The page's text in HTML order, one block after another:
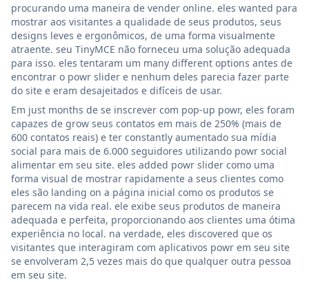
procurando uma maneira de vender online. eles wanted para
mostrar aos visitantes a qualidade de seus produtos, seus
designs leves e ergonômicos, de uma forma visualmente
atraente. seu TinyMCE não forneceu uma solução adequada
para isso. eles tentaram um many different options antes de
encontrar o powr slider e nenhum deles parecia fazer parte
do site e eram desajeitados e difíceis de usar.
Em just months de se inscrever com pop-up powr, eles foram
capazes de grow seus contatos em mais de 250% (mais de
600 contatos reais) e ter constantly aumentado sua mídia
social para mais de 6.000 seguidores utilizando powr social
alimentar em seu site. eles added powr slider como uma
forma visual de mostrar rapidamente a seus clientes como
eles são landing on a página inicial como os produtos se
parecem na vida real. ele exibe seus produtos de maneira
adequada e perfeita, proporcionando aos clientes uma ótima
experiência no local. na verdade, eles discovered que os
visitantes que interagiram com aplicativos powr em seu site
se envolveram 2,5 vezes mais do que qualquer outra pessoa
em seu site.